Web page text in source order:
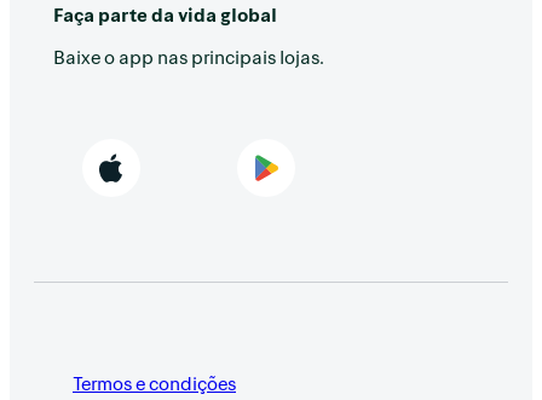
Faça parte da vida global
Baixe o app nas principais lojas.
Termos e condições